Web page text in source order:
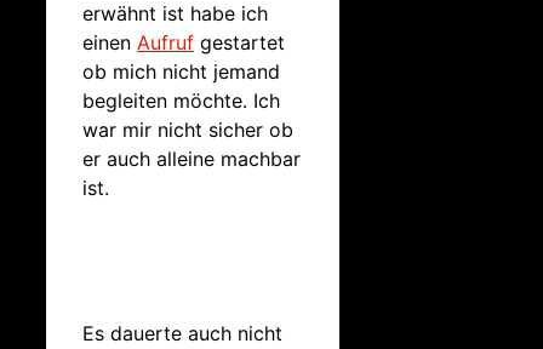
erwähnt ist habe ich
einen Aufruf gestartet
ob mich nicht jemand
begleiten möchte. Ich
war mir nicht sicher ob
er auch alleine machbar
ist.
Es dauerte auch nicht